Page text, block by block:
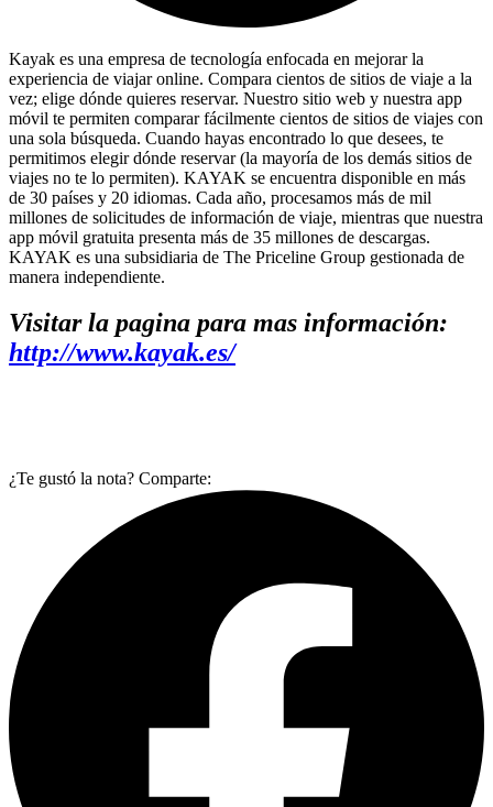
Kayak es una empresa de tecnología enfocada en mejorar la
experiencia de viajar online. Compara cientos de sitios de viaje a la
vez; elige dónde quieres reservar. Nuestro sitio web y nuestra app
móvil te permiten comparar fácilmente cientos de sitios de viajes con
una sola búsqueda. Cuando hayas encontrado lo que desees, te
permitimos elegir dónde reservar (la mayoría de los demás sitios de
viajes no te lo permiten). KAYAK se encuentra disponible en más
de 30 países y 20 idiomas. Cada año, procesamos más de mil
millones de solicitudes de información de viaje, mientras que nuestra
app móvil gratuita presenta más de 35 millones de descargas.
KAYAK es una subsidiaria de The Priceline Group gestionada de
manera independiente.
Visitar la pagina para mas información:
http://www.kayak.es/
¿Te gustó la nota? Comparte: